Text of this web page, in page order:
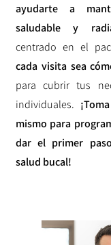
ayudarte a
saludable y
centrado en el
cada visita sea
para cubrir tus
individuales.
mismo para
dar el primer
salud bucal!